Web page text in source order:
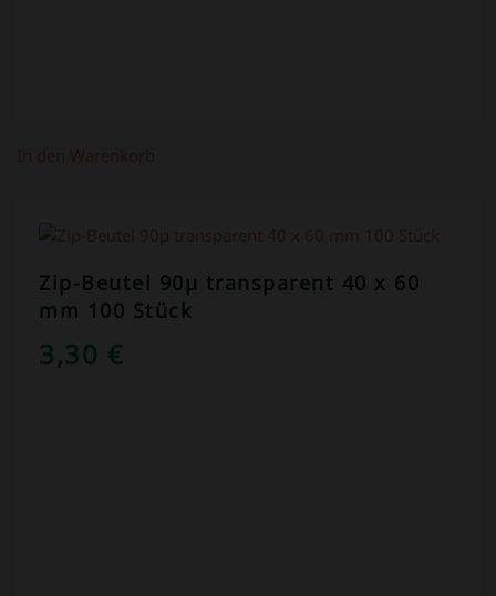
Zip-Beutel 90µ transparent 40 x 60
mm 100 Stück
3,30 €